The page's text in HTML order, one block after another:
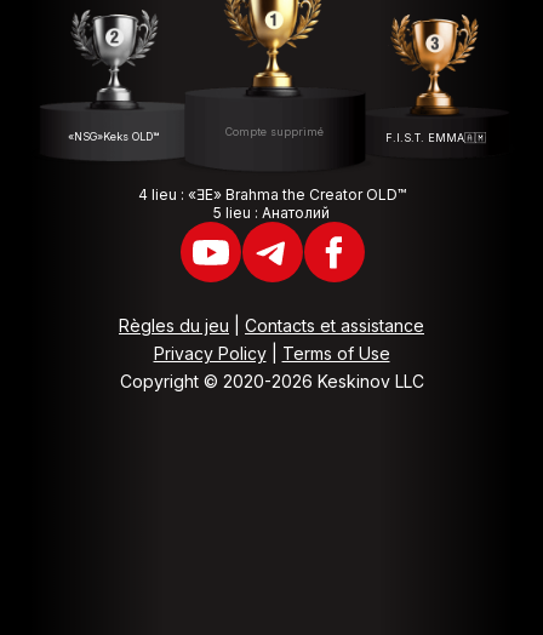
Compte supprimé
«NSG»Keks OLD™ F.I.S.T. EMMA🇦🇲
4 lieu : «ƎЕ» Brahma the Creator OLD™
5 lieu : Анатолий
Règles du jeu
Contacts et assistance
Privacy Policy| Terms of Use
Copyright © 2020-2026 Keskinov LLC